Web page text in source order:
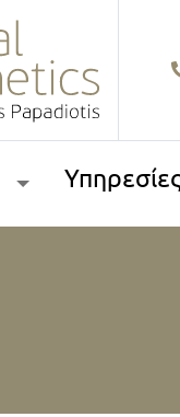
Υπηρεσίες